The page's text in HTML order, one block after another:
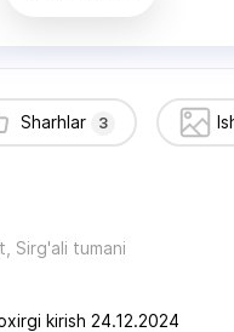
Sharhlar 3
Sirg'ali tumani
kirish 24.12.2024